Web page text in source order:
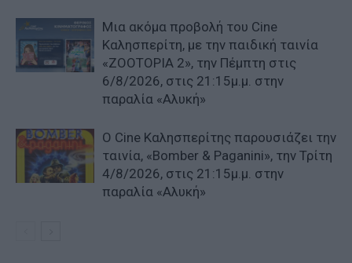
Μια ακόμα προβολή του Cine
Καλησπερίτη, με την παιδική ταινία
«ZOOTOPIA 2», την Πέμπτη στις
6/8/2026, στις 21:15μ.μ. στην
παραλία «Αλυκή»
Ο Cine Καλησπερίτης παρουσιάζει την
ταινία, «Bomber & Paganini», την Τρίτη
4/8/2026, στις 21:15μ.μ. στην
παραλία «Αλυκή»